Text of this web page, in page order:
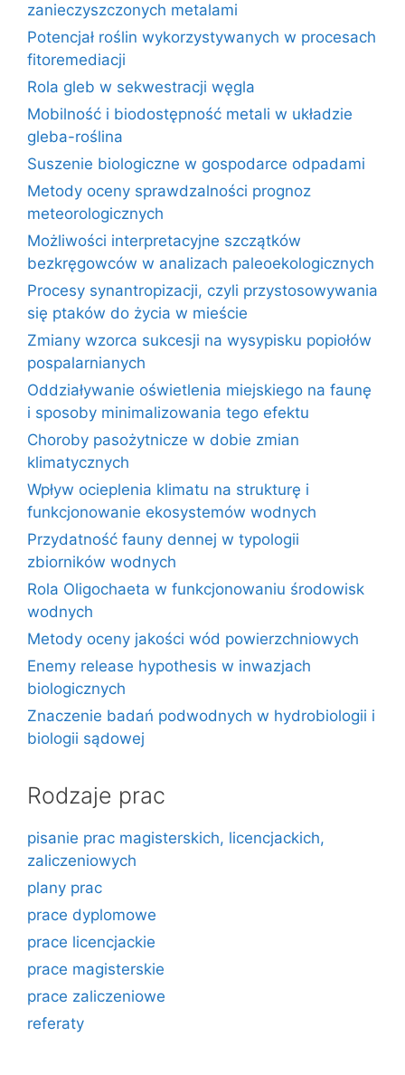
zanieczyszczonych metalami
Potencjał roślin wykorzystywanych w procesach
fitoremediacji
Rola gleb w sekwestracji węgla
Mobilność i biodostępność metali w układzie
gleba-roślina
Suszenie biologiczne w gospodarce odpadami
Metody oceny sprawdzalności prognoz
meteorologicznych
Możliwości interpretacyjne szczątków
bezkręgowców w analizach paleoekologicznych
Procesy synantropizacji, czyli przystosowywania
się ptaków do życia w mieście
Zmiany wzorca sukcesji na wysypisku popiołów
pospalarnianych
Oddziaływanie oświetlenia miejskiego na faunę
i sposoby minimalizowania tego efektu
Choroby pasożytnicze w dobie zmian
klimatycznych
Wpływ ocieplenia klimatu na strukturę i
funkcjonowanie ekosystemów wodnych
Przydatność fauny dennej w typologii
zbiorników wodnych
Rola Oligochaeta w funkcjonowaniu środowisk
wodnych
Metody oceny jakości wód powierzchniowych
Enemy release hypothesis w inwazjach
biologicznych
Znaczenie badań podwodnych w hydrobiologii i
biologii sądowej
Rodzaje prac
pisanie prac magisterskich, licencjackich,
zaliczeniowych
plany prac
prace dyplomowe
prace licencjackie
prace magisterskie
prace zaliczeniowe
referaty